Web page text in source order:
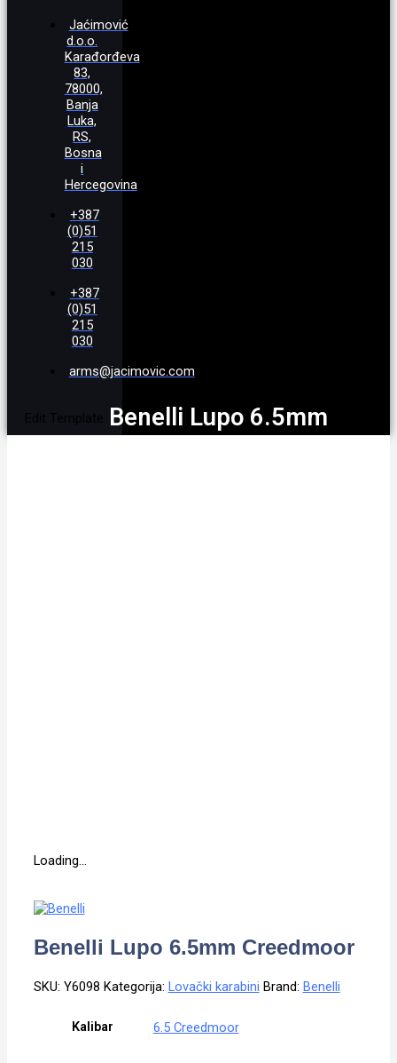
Jaćimović
d.o.o.
Karađorđeva
83,
78000,
Banja
Luka,
RS,
Bosna
i
Hercegovina
+387
(0)51
215
030
+387
(0)51
215
030
arms@jacimovic.com
Edit Template Benelli Lupo 6.5mm
Loading...
Benelli Lupo 6.5mm Creedmoor
SKU: Y6098 Kategorija: Lovački karabini Brand: Benelli
Kalibar 6.5 Creedmoor